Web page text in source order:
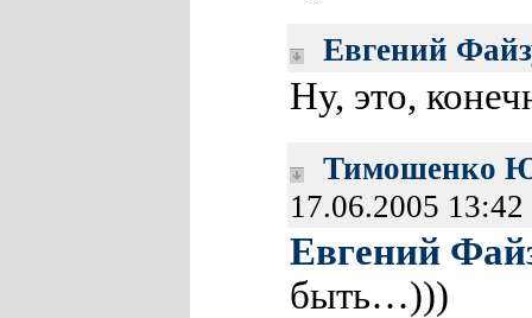
Евгений
Ну, это,
Тимошенко
17.06.2005 13:42
Евгений
быть…)))